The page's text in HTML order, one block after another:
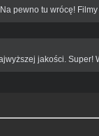
pewno tu wrócę!
jakości. Super!